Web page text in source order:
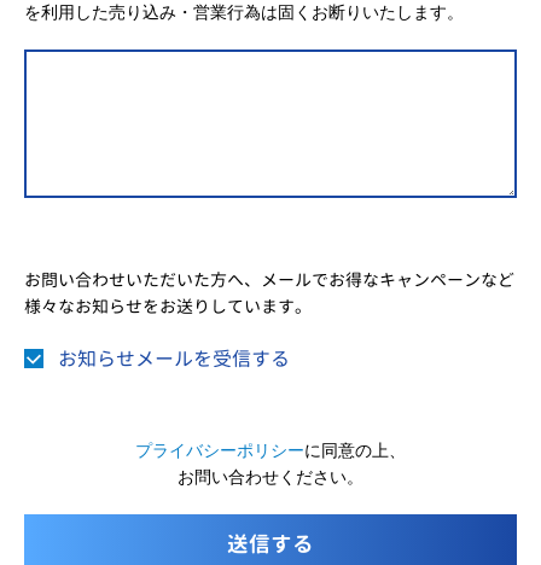
を利用した売り込み・営業行為は固くお断りいたします。
お問い合わせいただいた方へ、メールでお得なキャンペーンなど
様々なお知らせをお送りしています。
お知らせメールを受信する
プライバシーポリシーに同意の上、
お問い合わせください。